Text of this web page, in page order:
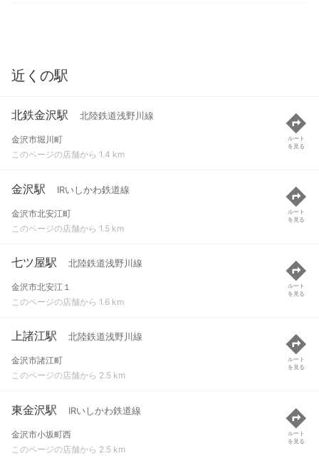
近くの駅
北鉄金沢駅 北陸鉄道浅野川線
金沢市堀川町
このページの店舗から 1.4 km
ルート
を見る
金沢駅 IRいしかわ鉄道線
金沢市北安江町
このページの店舗から 1.5 km
ルート
を見る
七ツ屋駅 北陸鉄道浅野川線
金沢市北安江１
このページの店舗から 1.6 km
ルート
を見る
上諸江駅 北陸鉄道浅野川線
金沢市諸江町
このページの店舗から 2.5 km
ルート
を見る
東金沢駅 IRいしかわ鉄道線
金沢市小坂町西
このページの店舗から 2.5 km
ルート
を見る